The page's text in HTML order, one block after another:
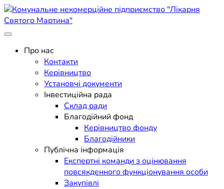
Skip
to
content
Комунальне некомерційне
підприємство "Лікарня
Святого Мартина"
Поліклініка Мукачево
Про нас
Контакти
Керівництво
Установчі документи
Інвестиційна рада
Склад ради
Благодійний фонд
Керівництво фонду
Благодійники
Публічна інформація
Експертні команди з оцінювання
повсякденного функціонування особи
Закупівлі